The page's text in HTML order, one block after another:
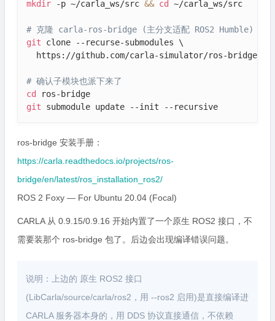
mkdir -p ~/carla_ws/src && cd ~/carla_ws/src
# 克隆 carla-ros-bridge (主分支适配 ROS2 Humble)
git clone --recurse-submodules \
https://github.com/carla-simulator/ros-
# 确认子模块也派下来了
cd
git submodule update --init --recursive
ros-bridge 安装手册：
https://carla.readthedocs.io/projects/ros-
bridge/en/latest/ros_installation_ros2/
ROS 2 Foxy — For Ubuntu 20.04 (Focal)
CARLA 从 0.9.15/0.9.16 开始内置了一个原生 ROS2 接口，不
需要装那个 ros-bridge 包了。后边会出现编译错误问题。
说明：上边的 原生 ROS2 接口
(LibCarla/source/carla/ros2，用 --ros2 启用)是直接编译进
CARLA 服务器本身的，用 DDS 协议直接通信，不依赖